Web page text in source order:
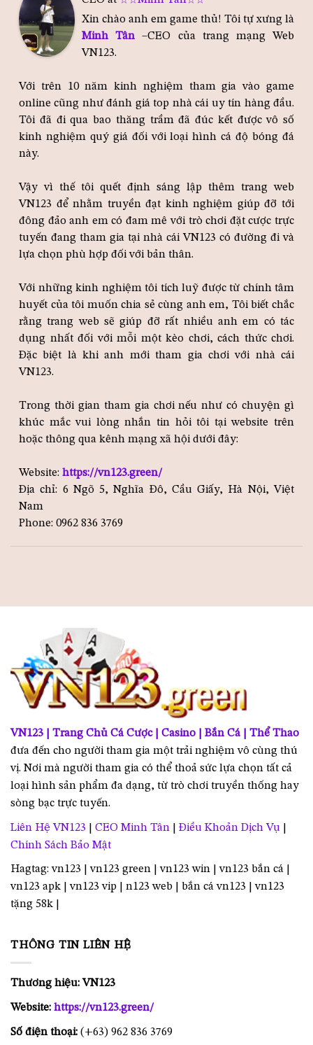
Xin chào anh em game thủ! Tôi tự xưng là
Minh Tân –CEO của trang mạng Web
VN123.
Với trên 10 năm kinh nghiệm tham gia vào game
online cũng như đánh giá top nhà cái uy tín hàng đầu.
Tôi đã đi qua bao thăng trầm đã đúc kết được vô số
kinh nghiệm quý giá đối với loại hình cá độ bóng đá
này.
Vậy vì thế tôi quết định sáng lập thêm trang web
VN123 để nhằm truyền đạt kinh nghiệm giúp đỡ tới
đông đảo anh em có đam mê với trò chơi đặt cược trực
tuyến đang tham gia tại nhà cái VN123 có đường đi và
lựa chọn phù hợp đối với bản thân.
Với những kinh nghiệm tôi tích luỹ được từ chính tâm
huyết của tôi muốn chia sẻ cùng anh em, Tôi biết chắc
rằng trang web sẽ giúp đỡ rất nhiều anh em có tác
dụng nhất đối với mỗi một kèo chơi, cách thức chơi.
Đặc biệt là khi anh mới tham gia chơi với nhà cái
VN123.
Trong thời gian tham gia chơi nếu như có chuyện gì
khúc mắc vui lòng nhắn tin hỏi tôi tại website trên
hoặc thông qua kênh mạng xã hội dưới đây:
Website: https://vn123.green/
Địa chỉ: 6 Ngõ 5, Nghĩa Đô, Cầu Giấy, Hà Nội, Việt
Nam
Phone: 0962 836 3769
VN123 | Trang Chủ Cá Cược | Casino | Bắn Cá | Thể Thao
đưa đến cho người tham gia một trải nghiệm vô cùng thú
vị. Nơi mà người tham gia có thể thoả sức lựa chọn tất cả
loại hình sản phẩm đa dạng, từ trò chơi truyền thống hay
sòng bạc trực tuyến.
Liên Hệ VN123 CEO Minh Tân Điều Khoản Dịch Vụ
Chính Sách Bảo Mật
Hagtag: vn123 | vn123 green | vn123 win | vn123 bắn cá |
vn123 apk | vn123 vip | n123 web | bắn cá vn123 | vn123
tặng 58k |
THÔNG TIN LIÊN HỆ
Thương hiệu: VN123
Website: https://vn123.green/
Số điện thoại: (+63) 962 836 3769